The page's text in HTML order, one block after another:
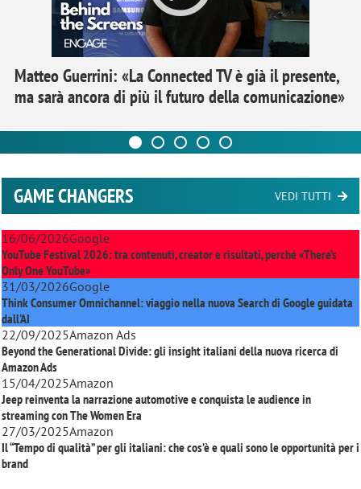
Matteo Guerrini: «La Connected TV è già il presente,
ma sarà ancora di più il futuro della comunicazione»
GAME CHANGERS VEDI TUTTI
16/06/2026Google
YouTube Festival 2026: tra contenuti, creator e risultati, perché «There’s
Only One YouTube»
31/03/2026Google
Think Consumer Omnichannel: viaggio nella nuova Search di Google guidata
dall'AI
22/09/2025Amazon Ads
Beyond the Generational Divide: gli insight italiani della nuova ricerca di
Amazon Ads
15/04/2025Amazon
Jeep reinventa la narrazione automotive e conquista le audience in
streaming conThe Women Era
27/03/2025Amazon
Il “Tempo di qualità” per gli italiani: che cos’è e quali sono le opportunità per i
brand